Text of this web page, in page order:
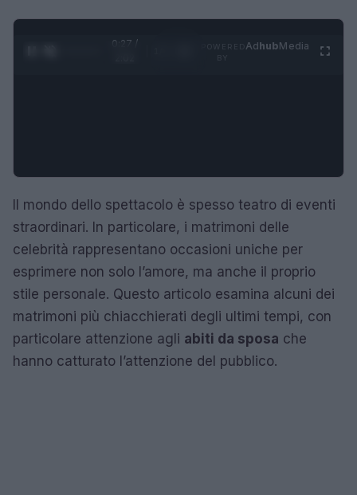
0:28 /
AdhubMedia
Il mondo dello spettacolo è spesso teatro di eventi
straordinari. In particolare, i matrimoni delle
celebrità rappresentano occasioni uniche per
esprimere non solo l’amore, ma anche il proprio
stile personale. Questo articolo esamina alcuni dei
matrimoni più chiacchierati degli ultimi tempi, con
particolare attenzione agli abiti da sposa che
hanno catturato l’attenzione del pubblico.